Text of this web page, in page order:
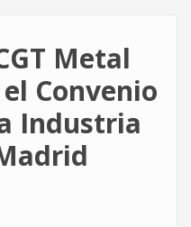
Metal
Convenio
Industria